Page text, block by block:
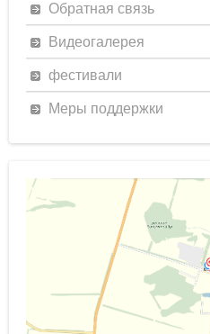
Обратная связь
Видеогалерея
фестивали
Меры поддержки